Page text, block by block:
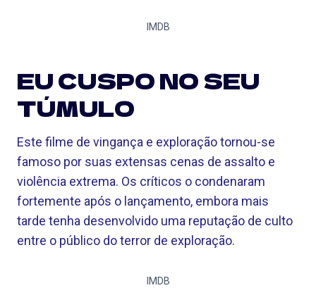
IMDB
EU CUSPO NO SEU
TÚMULO
Este filme de vingança e exploração tornou-se
famoso por suas extensas cenas de assalto e
violência extrema. Os críticos o condenaram
fortemente após o lançamento, embora mais
tarde tenha desenvolvido uma reputação de culto
entre o público do terror de exploração.
IMDB